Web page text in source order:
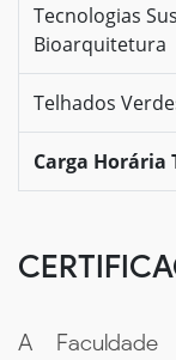
Tecnologias
Bioarquitetura
Telhados
Carga Horária
A Faculdade